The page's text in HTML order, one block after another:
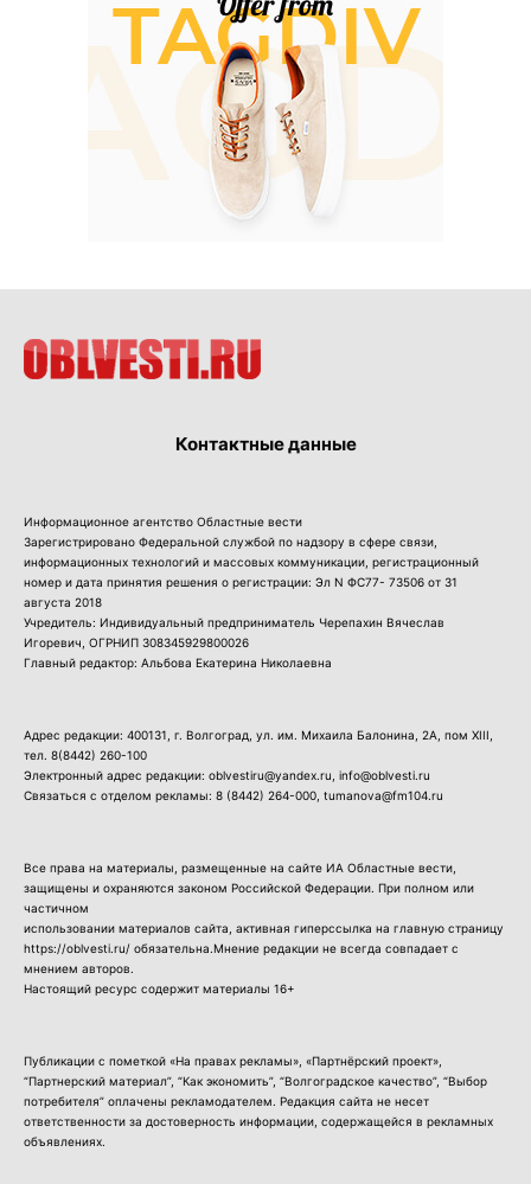
Контактные данные
Информационное агентство Областные вести
Зарегистрировано Федеральной службой по надзору в сфере связи,
информационных технологий и массовых коммуникации, регистрационный
номер и дата принятия решения о регистрации: Эл N ФС77- 73506 от 31
августа 2018
Учредитель: Индивидуальный предприниматель Черепахин Вячеслав
Игоревич, ОГРНИП 308345929800026
Главный редактор: Альбова Екатерина Николаевна
Адрес редакции: 400131, г. Волгоград, ул. им. Михаила Балонина, 2А, пом XIII,
тел. 8(8442) 260-100
Электронный адрес редакции: oblvestiru@yandex.ru, info@oblvesti.ru
Связаться с отделом рекламы: 8 (8442) 264-000 , tumanova@fm104.ru
Все права на материалы, размещенные на сайте ИА Областные вести,
защищены и охраняются законом Российской Федерации. При полном или
частичном
использовании материалов сайта, активная гиперссылка на главную страницу
https://oblvesti.ru/ обязательна.Мнение редакции не всегда совпадает с
мнением авторов.
Настоящий ресурс содержит материалы 16+
Публикации с пометкой «На правах рекламы», «Партнёрский проект»,
“Партнерский материал”, “Как экономить”, “Волгоградское качество”, “Выбор
потребителя” оплачены рекламодателем. Редакция сайта не несет
ответственности за достоверность информации, содержащейся в рекламных
объявлениях.